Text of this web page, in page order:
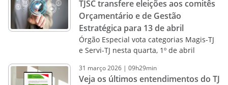
TJSC transfere eleições aos comitês
Orçamentário e de Gestão
Estratégica para 13 de abril
Órgão Especial vota categorias Magis-TJ
e Servi-TJ nesta quarta, 1º de abril
31 março2026 | 09h29min
Veja os últimos entendimentos do TJ